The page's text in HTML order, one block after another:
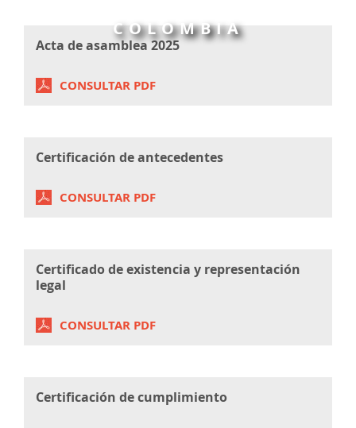
COLOMBIA
Acta de asamblea 2025
CONSULTAR PDF
Certificación de antecedentes
CONSULTAR PDF
Certificado de existencia y representación
legal
CONSULTAR PDF
Certificación de cumplimiento